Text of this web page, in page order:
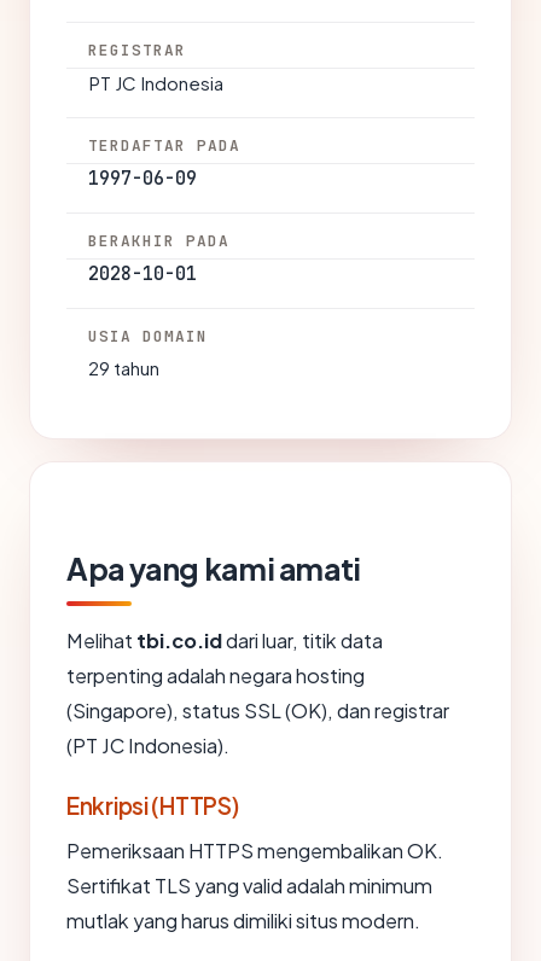
REGISTRAR
PT JC Indonesia
TERDAFTAR PADA
1997-06-09
BERAKHIR PADA
2028-10-01
USIA DOMAIN
29 tahun
Apa yang kami amati
Melihat tbi.co.iddari luar, titik data
terpenting adalah negara hosting
(Singapore), status SSL (OK), dan registrar
(PT JC Indonesia).
Enkripsi (HTTPS)
Pemeriksaan HTTPS mengembalikan OK.
Sertifikat TLS yang valid adalah minimum
mutlak yang harus dimiliki situs modern.